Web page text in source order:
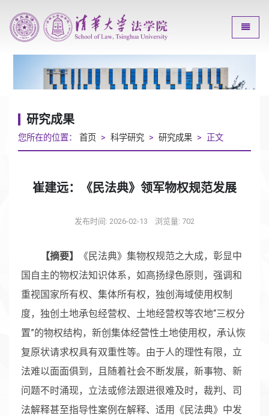
研究成果
您所在的位置： 首页 > 科学研究 > 研究成果 > 正文
崔建远：《民法典》领军物权规范发展
发布时间: 2026-02-13 浏览量: 702
【摘要】
《民法典》集物权规范之大成，彰显中
国自主的物权法知识体系，如高扬绿色原则，强调和
重视国家所有权、集体所有权，独创海域使用权制
度，独创土地承包经营权、土地经营权等农地“三权分
置”的物权结构，新创集体经营性土地使用权，承认恢
复原状请求权具有双重性等。由于人的理性有限，立
法难以面面俱到，且随着社会不断发展，新事物、新
问题不时涌现，立法或修法跟进很难及时，裁判、司
法解释甚至指导性案例在解释、适用《民法典》中发